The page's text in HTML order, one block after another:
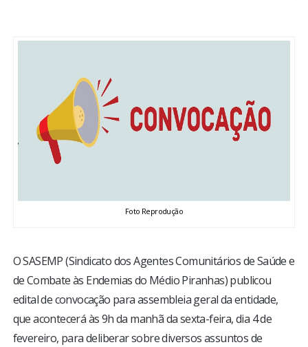
ENTRETENIMENTO
ENQUETE
TV LPB
FOTOS
Foto Reprodução
O SASEMP (Sindicato dos Agentes Comunitários de Saúde e
de Combate às Endemias do Médio Piranhas) publicou
edital de convocação para assembleia geral da entidade,
que acontecerá às 9h da manhã da sexta-feira, dia 4 de
fevereiro, para deliberar sobre diversos assuntos de